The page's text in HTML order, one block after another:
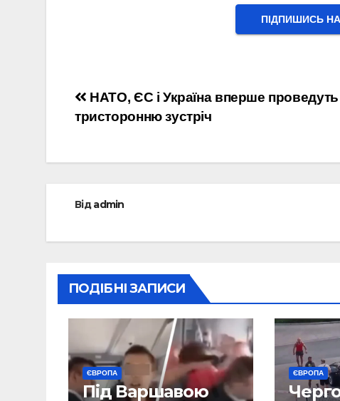
ПІДПИШИСЬ
Навігація
записів
НАТО, ЄС і Україна вперше проведуть
тристоронню зустріч
Відadmin
ПОДІБНІ ЗАПИСИ
ЄВРОПА
Під Варшавою
ЄВРОПА